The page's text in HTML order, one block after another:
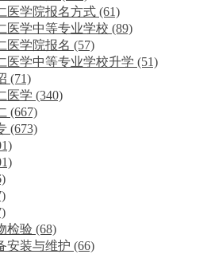
医学院报名方式 (61)
医学中等专业学校 (89)
医学院报名 (57)
医学中等专业学校升学 (51)
(71)
医学 (340)
(667)
(673)
检验 (68)
安装与维护 (66)